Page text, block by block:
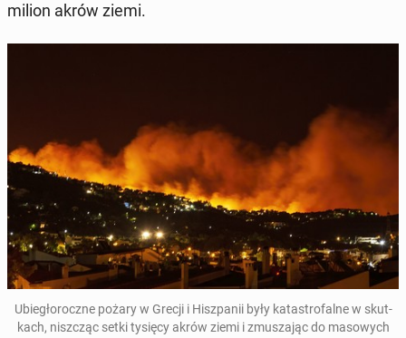
milion akrów ziemi.
Ubie­gło­rocz­ne pożary w Grecji i Hisz­pa­nii były ka­ta­stro­fal­ne w skut­
kach, nisz­cząc setki tysięcy akrów ziemi i zmu­sza­jąc do ma­so­wych